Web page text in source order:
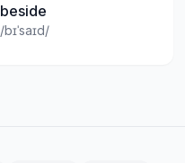
beside
/bɪˈsaɪd/